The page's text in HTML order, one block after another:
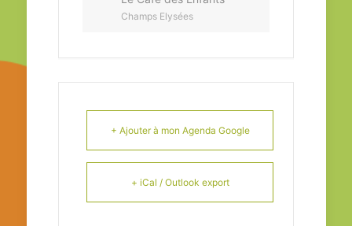
Champs Elysées
+ Ajouter à mon Agenda Google
+ iCal / Outlook export